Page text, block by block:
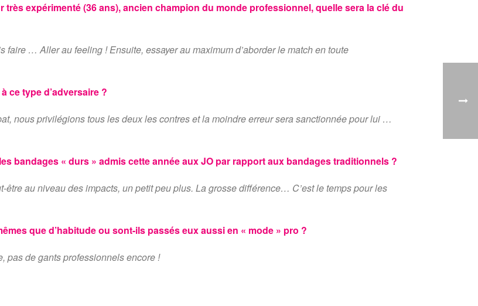
expérimenté (36 ans), ancien champion du monde professionnel, quelle sera la clé du
faire … Aller au feeling ! Ensuite, essayer au maximum d’aborder le match en toute
ce type d’adversaire ?
nous privilégions tous les deux les contres et la moindre erreur sera sanctionnée pour lui …
bandages « durs » admis cette année aux JO par rapport aux bandages traditionnels ?
être au niveau des impacts, un petit peu plus. La grosse différence… C’est le temps pour les
que d’habitude ou sont-ils passés eux aussi en « mode » pro ?
pas de gants professionnels encore !